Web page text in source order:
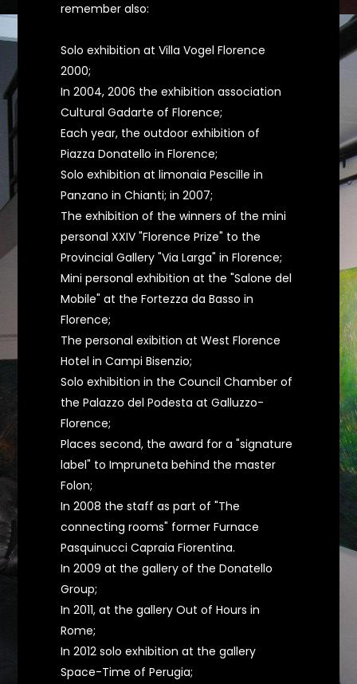
remember also:
Solo exhibition at Villa Vogel Florence
2000;
In 2004, 2006 the exhibition association
Cultural Gadarte of Florence;
Each year, the outdoor exhibition of
Piazza Donatello in Florence;
Solo exhibition at limonaia Pescille in
Panzano in Chianti; in 2007;
The exhibition of the winners of the mini
personal XXIV "Florence Prize" to the
Provincial Gallery "Via Larga" in Florence;
Mini personal exhibition at the "Salone del
Mobile" at the Fortezza da Basso in
Florence;
The personal exibition at West Florence
Hotel in Campi Bisenzio;
Solo exhibition in the Council Chamber of
the Palazzo del Podesta at Galluzzo-
Florence;
Places second, the award for a "signature
label" to Impruneta behind the master
Folon;
In 2008 the staff as part of "The
connecting rooms" former Furnace
Pasquinucci Capraia Fiorentina.
In 2009 at the gallery of the Donatello
Group;
In 2011, at the gallery Out of Hours in
Rome;
In 2012 solo exhibition at the gallery
Space-Time of Perugia;